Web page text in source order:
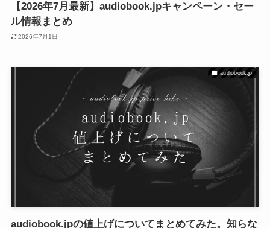
【2026年7月最新】audiobook.jpキャンペーン・セー
ル情報まとめ
2026年7月1日
audiobook.jp
audiobook.jpの値上げについてまとめてみた。知らな